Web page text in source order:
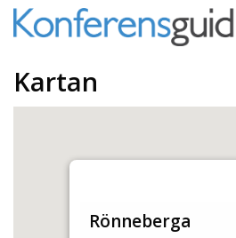
Kartan
Rönneberga